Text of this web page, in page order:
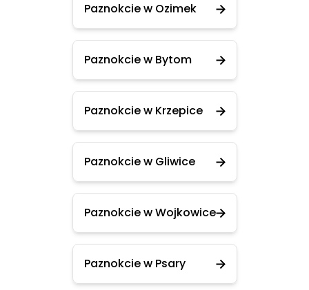
Paznokcie w Ozimek
Paznokcie w Bytom
Paznokcie w Krzepice
Paznokcie w Gliwice
Paznokcie w Wojkowice
Paznokcie w Psary